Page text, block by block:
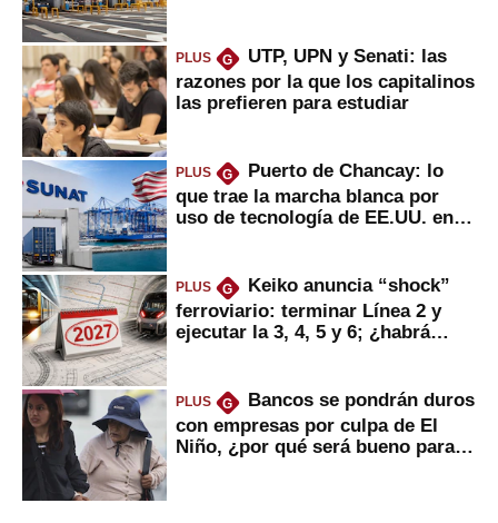
PLUS G
UTP, UPN y Senati: las
razones por la que los capitalinos
las prefieren para estudiar
PLUS G
Puerto de Chancay: lo
que trae la marcha blanca por
uso de tecnología de EE.UU. en
PLUS G
Keiko anuncia “shock”
ferroviario: terminar Línea 2 y
ejecutar la 3, 4, 5 y 6; ¿habrá
PLUS G
Bancos se pondrán duros
con empresas por culpa de El
Niño, ¿por qué será bueno para